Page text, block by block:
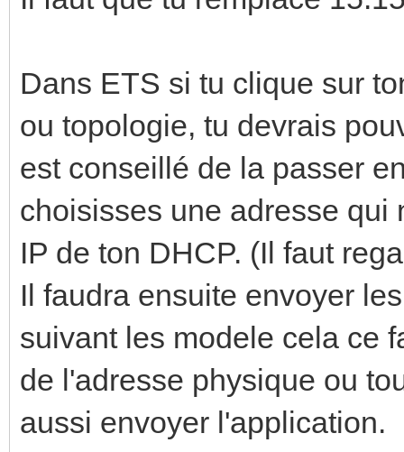
Dans ETS si tu clique sur
ou topologie, tu devrais
est conseillé de la passer
choisisses une adresse qui
IP de ton DHCP. (Il faut
Il faudra ensuite envoyer
suivant les modele cela ce
de l'adresse physique ou
aussi envoyer l'application.